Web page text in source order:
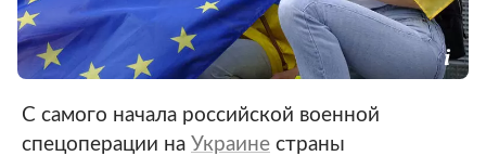
С самого начала российской военной
спецоперации на Украине страны